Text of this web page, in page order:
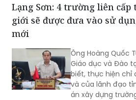
nguy hiểm.
Lạng Sơn: 4 trường liên cấp
giới sẽ được đưa vào sử
mới
Ông Hoàng Quốc
Giáo dục và Đào
biết, thực hiện chỉ
và của lãnh đạo
án xây dựng